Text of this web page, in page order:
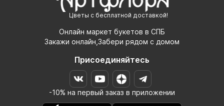
Цветы с бесплатной доставкой!
Онлайн маркет букетов в СПБ
Закажи онлайн,Забери рядом с домом
Присоединяйтесь
-10% на первый заказ в приложении